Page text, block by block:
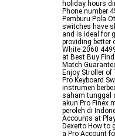
holiday hours
Phone number
Pemburu Pola
switches have
and is ideal for
providing better
White 2060
at Best Buy
Match
Enjoy Stroller
Pro Keyboard
instrumen
saham tunggal
akun Pro Finex
peroleh di
Accounts at
Dexerto How
a Pro Account